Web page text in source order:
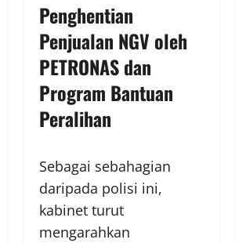
Penghentian
Penjualan NGV oleh
PETRONAS dan
Program Bantuan
Peralihan
Sebagai sebahagian
daripada polisi ini,
kabinet turut
mengarahkan